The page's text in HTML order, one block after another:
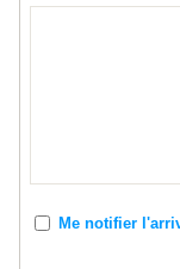
Me notifier